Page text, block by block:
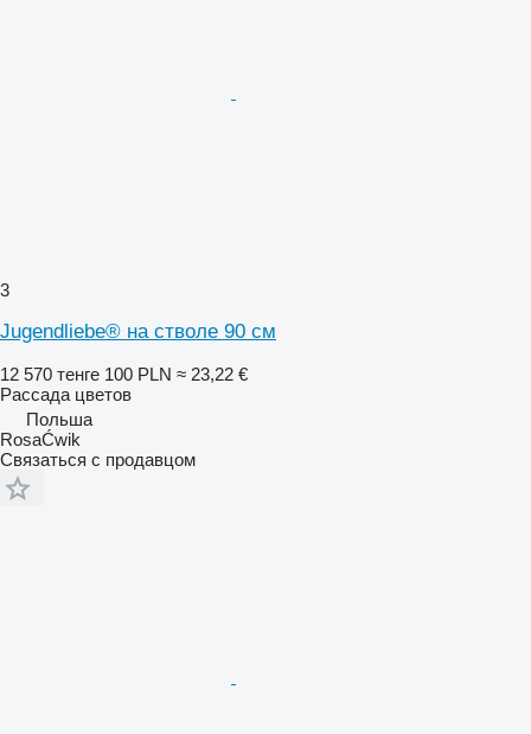
3
Jugendliebe® на стволе 90 см
12 570 тенге 100 PLN ≈ 23,22 €
Рассада цветов
Польша
RosaĆwik
Связаться с продавцом